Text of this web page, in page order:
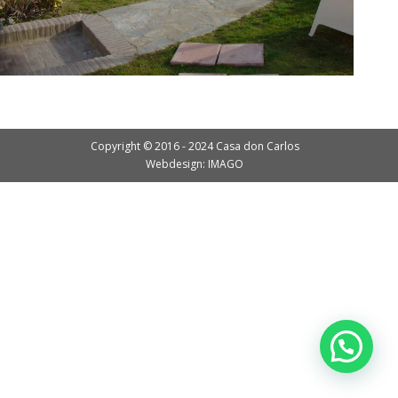
Copyright © 2016 - 2024 Casa don Carlos
Webdesign: IMAGO